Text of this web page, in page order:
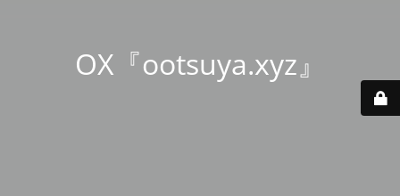
OX『ootsuya.xyz』